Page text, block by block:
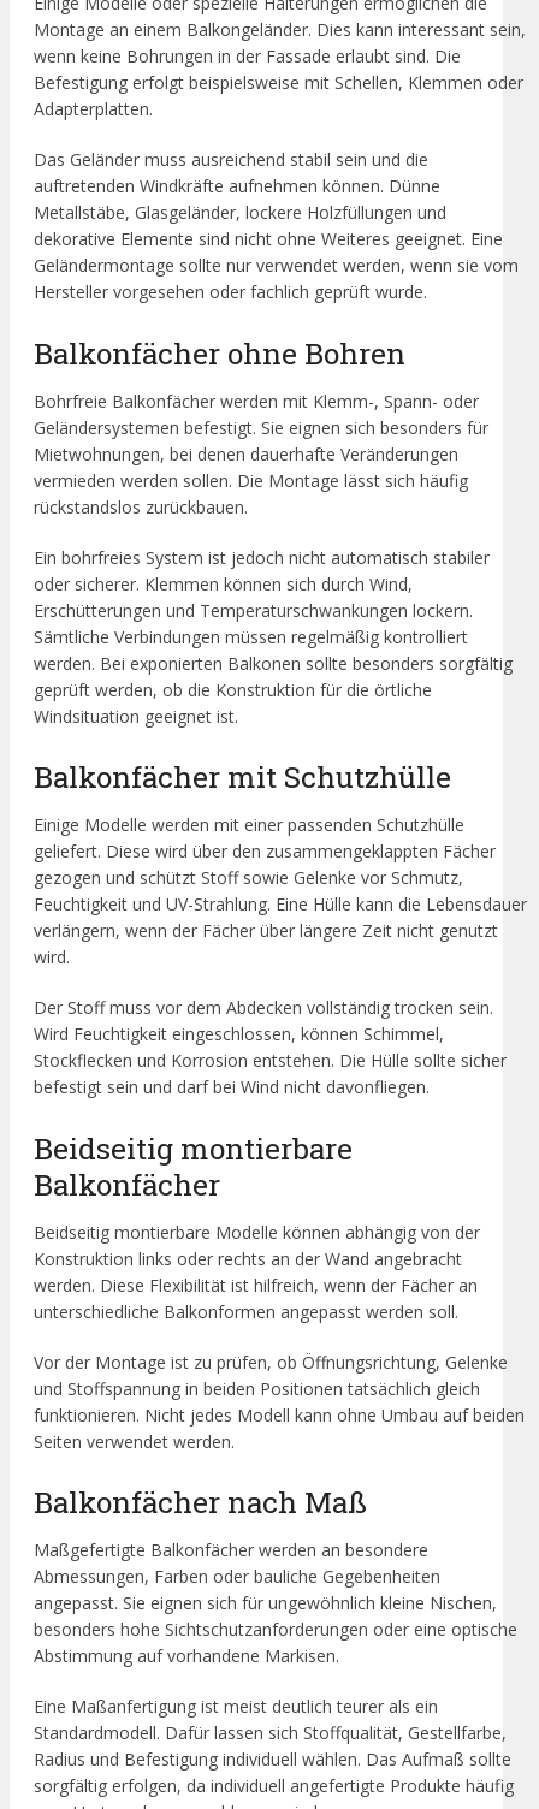
Montage an einem Balkongeländer. Dies kann interessant sein,
wenn keine Bohrungen in der Fassade erlaubt sind. Die
Befestigung erfolgt beispielsweise mit Schellen, Klemmen oder
Adapterplatten.
Das Geländer muss ausreichend stabil sein und die
auftretenden Windkräfte aufnehmen können. Dünne
Metallstäbe, Glasgeländer, lockere Holzfüllungen und
dekorative Elemente sind nicht ohne Weiteres geeignet. Eine
Geländermontage sollte nur verwendet werden, wenn sie vom
Hersteller vorgesehen oder fachlich geprüft wurde.
Balkonfächer ohne Bohren
Bohrfreie Balkonfächer werden mit Klemm-, Spann- oder
Geländersystemen befestigt. Sie eignen sich besonders für
Mietwohnungen, bei denen dauerhafte Veränderungen
vermieden werden sollen. Die Montage lässt sich häufig
rückstandslos zurückbauen.
Ein bohrfreies System ist jedoch nicht automatisch stabiler
oder sicherer. Klemmen können sich durch Wind,
Erschütterungen und Temperaturschwankungen lockern.
Sämtliche Verbindungen müssen regelmäßig kontrolliert
werden. Bei exponierten Balkonen sollte besonders sorgfältig
geprüft werden, ob die Konstruktion für die örtliche
Windsituation geeignet ist.
Balkonfächer mit Schutzhülle
Einige Modelle werden mit einer passenden Schutzhülle
geliefert. Diese wird über den zusammengeklappten Fächer
gezogen und schützt Stoff sowie Gelenke vor Schmutz,
Feuchtigkeit und UV-Strahlung. Eine Hülle kann die Lebensdauer
verlängern, wenn der Fächer über längere Zeit nicht genutzt
wird.
Der Stoff muss vor dem Abdecken vollständig trocken sein.
Wird Feuchtigkeit eingeschlossen, können Schimmel,
Stockflecken und Korrosion entstehen. Die Hülle sollte sicher
befestigt sein und darf bei Wind nicht davonfliegen.
Beidseitig montierbare
Balkonfächer
Beidseitig montierbare Modelle können abhängig von der
Konstruktion links oder rechts an der Wand angebracht
werden. Diese Flexibilität ist hilfreich, wenn der Fächer an
unterschiedliche Balkonformen angepasst werden soll.
Vor der Montage ist zu prüfen, ob Öffnungsrichtung, Gelenke
und Stoffspannung in beiden Positionen tatsächlich gleich
funktionieren. Nicht jedes Modell kann ohne Umbau auf beiden
Seiten verwendet werden.
Balkonfächer nach Maß
Maßgefertigte Balkonfächer werden an besondere
Abmessungen, Farben oder bauliche Gegebenheiten
angepasst. Sie eignen sich für ungewöhnlich kleine Nischen,
besonders hohe Sichtschutzanforderungen oder eine optische
Abstimmung auf vorhandene Markisen.
Eine Maßanfertigung ist meist deutlich teurer als ein
Standardmodell. Dafür lassen sich Stoffqualität, Gestellfarbe,
Radius und Befestigung individuell wählen. Das Aufmaß sollte
sorgfältig erfolgen, da individuell angefertigte Produkte häufig